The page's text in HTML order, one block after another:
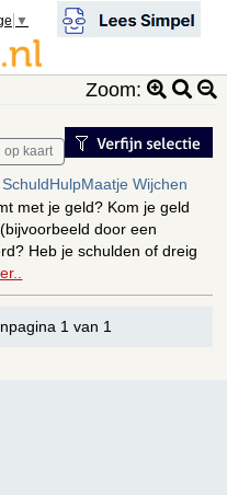
▼
Zoom:
op kaart
SchuldHulpMaatje Wijchen
met je geld? Kom je geld
door een
Heb je schulden of dreig
1 van 1